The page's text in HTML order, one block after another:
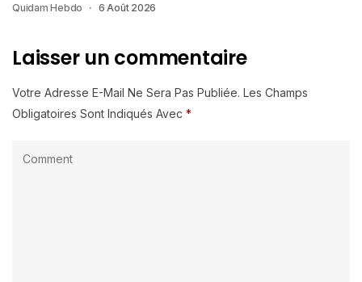
Quidam Hebdo 6 Août 2026
Laisser un commentaire
Votre Adresse E-Mail Ne Sera Pas Publiée. Les Champs
Obligatoires Sont Indiqués Avec *